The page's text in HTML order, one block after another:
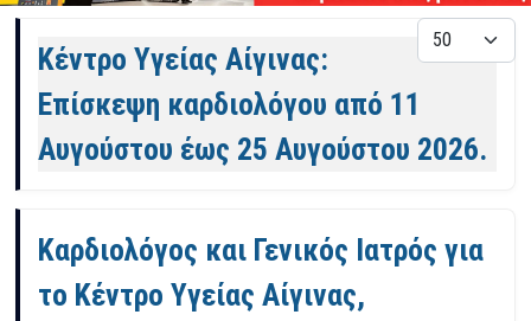
Άρθρα
Κέντρο Υγείας Αίγινας:
Επίσκεψη καρδιολόγου από 11
Αυγούστου έως 25 Αυγούστου 2026.
Καρδιολόγος και Γενικός Ιατρός για
το Κέντρο Υγείας Αίγινας,